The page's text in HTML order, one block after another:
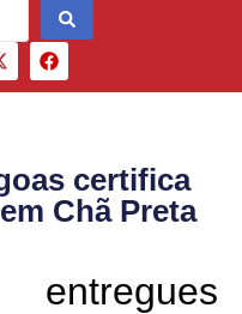
certifica
Chã Preta